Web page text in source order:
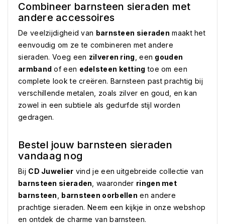
Combineer barnsteen sieraden met
andere accessoires
De veelzijdigheid van barnsteen sieraden maakt het
eenvoudig om ze te combineren met andere
sieraden. Voeg een zilveren ring , een gouden
armband of een edelsteen ketting toe om een
complete look te creëren. Barnsteen past prachtig bij
verschillende metalen, zoals zilver en goud, en kan
zowel in een subtiele als gedurfde stijl worden
gedragen.
Bestel jouw barnsteen sieraden
vandaag nog
Bij CD Juwelier vind je een uitgebreide collectie van
barnsteen sieraden , waaronder ringen met
barnsteen
barnsteen oorbellen en andere
prachtige sieraden. Neem een kijkje in onze webshop
en ontdek de charme van barnsteen.